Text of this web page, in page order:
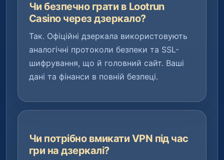
Чи безпечно грати в Lootrun
Casino через дзеркало?
Так. Офіційні дзеркала використовують
аналогічні протоколи безпеки та SSL-
шифрування, що й головний сайт. Ваші
дані та фінанси в повній безпеці.
Чи потрібно вмикати VPN під час
гри на дзеркалі?